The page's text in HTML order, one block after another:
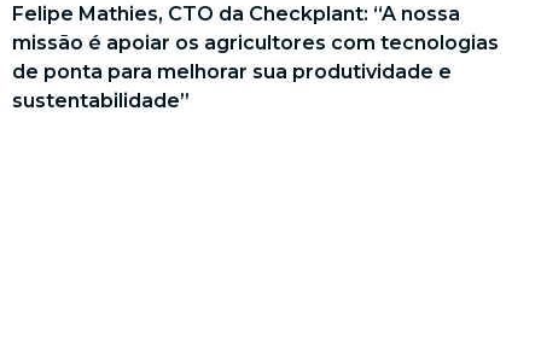
Felipe Mathies, CTO da Checkplant: “A nossa
missão é apoiar os agricultores com tecnologias
de ponta para melhorar sua produtividade e
sustentabilidade”